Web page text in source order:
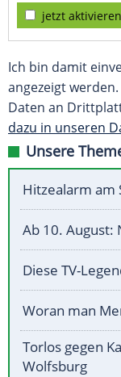
jetzt aktivieren
Ich bin damit
angezeigt
Daten an
dazu in unseren
Unsere
Hitzealarm am
Ab 10. August:
Diese TV-
Woran man
Torlos gegen
Wolfsburg